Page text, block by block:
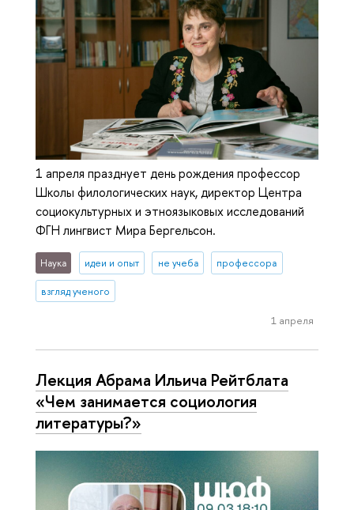
1 апреля празднует день рождения профессор
Школы филологических наук, директор Центра
социокультурных и этноязыковых исследований
ФГН лингвист Мира Бергельсон.
Наука идеи и опыт не учеба профессора
взгляд ученого
1 апреля
Лекция Абрама Ильича Рейтблата
«Чем занимается социология
литературы?»